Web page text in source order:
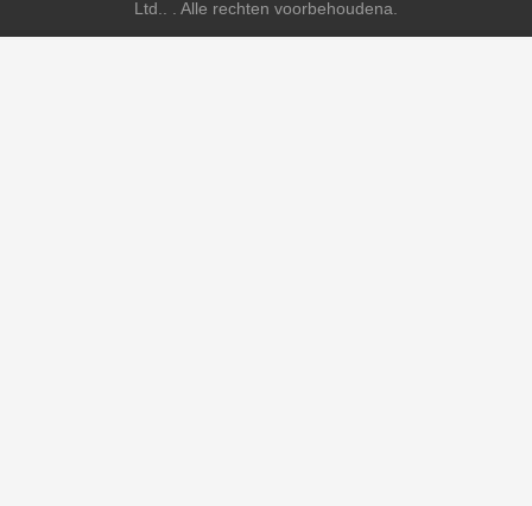
Ltd.. . Alle rechten voorbehoudena.